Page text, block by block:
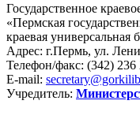
Государственное
«Пермская
краевая
Адрес: г.Пермь, ул.
Телефон/факс: (342) 236
E-mail:
Учредитель: